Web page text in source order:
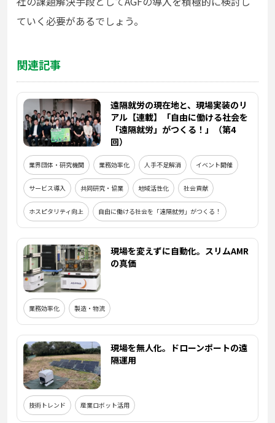
ていく必要があるでしょう。
関連記事
遠隔就労の現在地と、現場実装のリ
アル【連載】「自由に働ける社会を
「遠隔就労」がつくる！」（第4
回）
業界団体・研究機関 業務効率化 人手不足解消 イベント開催
サービス導入 共同研究・協業 地域活性化 社会貢献
ホスピタリティ向上 自由に働ける社会を「遠隔就労」がつくる！
現場を変えずに自動化。スリムAMR
の真価
業務効率化 製造・物流
現場を無人化。ドローンポートの遠
隔運用
技術トレンド 産業ロボット活用